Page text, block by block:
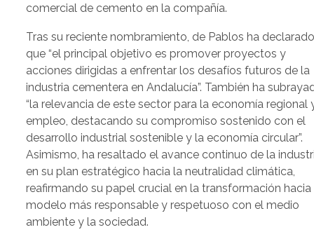
comercial de cemento en la compañía.
Tras su reciente nombramiento, de Pablos ha
que “el principal objetivo es promover proyectos y
acciones dirigidas a enfrentar los desafíos futuros de la
industria cementera en Andalucía”. También ha
“la relevancia de este sector para la economía regional
empleo, destacando su compromiso sostenido con el
desarrollo industrial sostenible y la economía circular”.
Asimismo, ha resaltado el avance continuo de la
en su plan estratégico hacia la neutralidad climática,
reafirmando su papel crucial en la transformación hacia
modelo más responsable y respetuoso con el medio
ambiente y la sociedad.